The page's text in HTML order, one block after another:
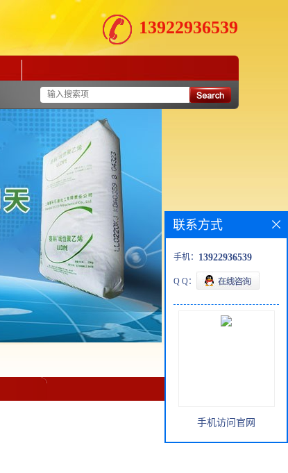
13922936539
联系方式
手机： 13922936539
Q Q：
手机访问官网